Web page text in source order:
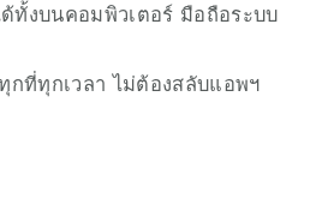
ที่ทุกเวลา ไม่ต้องสลับแอพฯ